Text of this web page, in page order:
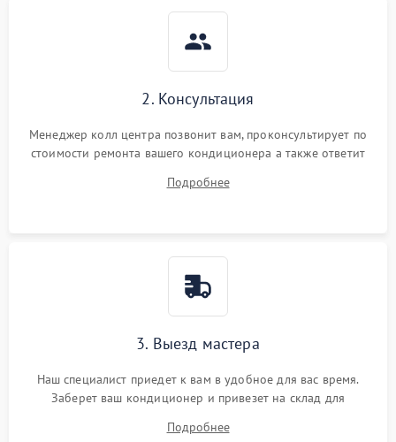
2. Консультация
Менеджер колл центра позвонит вам, проконсультирует по
стоимости ремонта вашего кондиционера а также ответит
Подробнее
3. Выезд мастера
Наш специалист приедет к вам в удобное для вас время.
Заберет ваш кондиционер и привезет на склад для
Подробнее